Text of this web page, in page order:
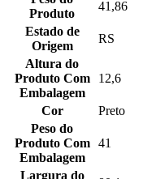
Produto
41,86
Estado de
Origem
RS
Altura do
Produto Com
Embalagem
12,6
Cor
Preto
Peso do
Produto Com
Embalagem
41
Largura do